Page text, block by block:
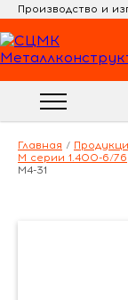
Производство и
Главная /
М серии 1.400-6/76
М4-31